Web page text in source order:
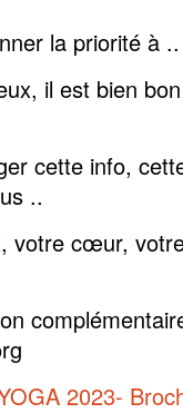
la priorité à
il est bien
cette info,
..
votre cœur,
2023-